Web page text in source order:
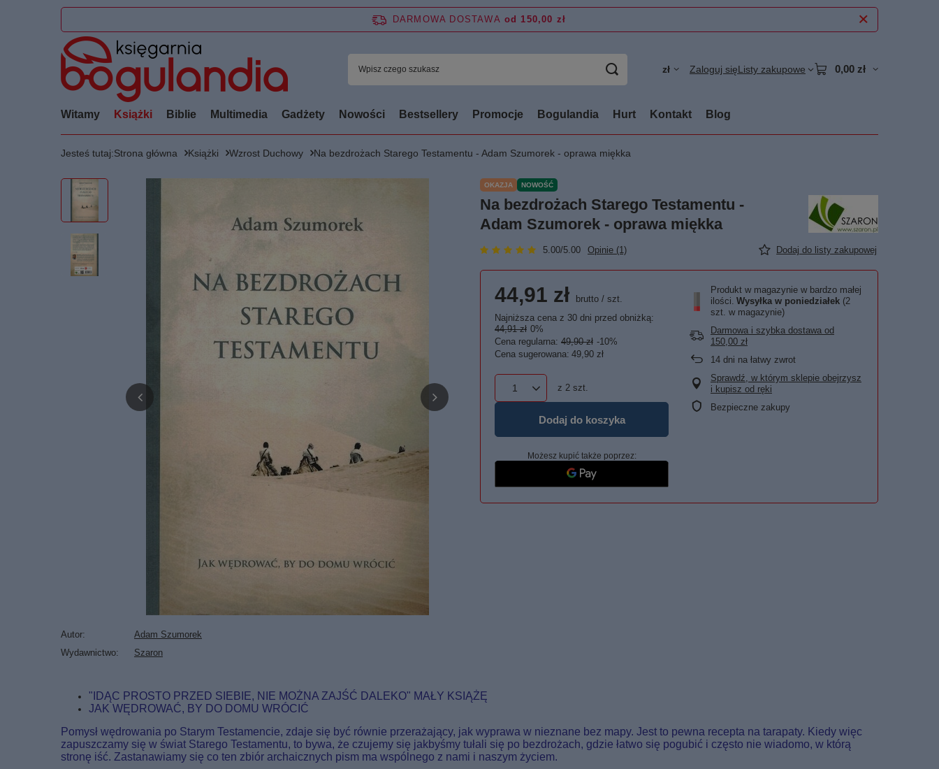
DARMOWA DOSTAWA od 150,00 zł
zł Zaloguj sięListy zakupowe 0,00 zł
Witamy Książki Biblie Multimedia Gadżety Nowości Bestsellery Promocje Bogulandia Hurt Kontakt Blog
Jesteś tutaj:Strona główna Książki Wzrost Duchowy Na bezdrożach Starego Testamentu - Adam Szumorek - oprawa miękka
OKAZJA NOWOŚĆ
Na bezdrożach Starego Testamentu -
Adam Szumorek - oprawa miękka
5.00/5.00 Opinie (1) Dodaj do listy zakupowej
44,91 zł brutto / szt.
Najniższa cena z 30 dni przed obniżką:
44,91 zł 0%
Cena regularna: 49,90 zł -10%
Cena sugerowana: 49,90 zł
z 2 szt.
Dodaj do koszyka
Możesz kupić także poprzez:
Produkt w magazynie w bardzo małej
ilości Wysyłka w poniedziałek (2
szt. w magazynie)
Darmowa i szybka dostawa od
150,00 zł
14 dni na łatwy zwrot
Sprawdź, w którym sklepie obejrzysz
i kupisz od ręki
Bezpieczne zakupy
Autor
Adam Szumorek
Wydawnictwo
Szaron
"IDĄC PROSTO PRZED SIEBIE, NIE MOŻNA ZAJŚĆ DALEKO" MAŁY KSIĄŻĘ
JAK WĘDROWAĆ, BY DO DOMU WRÓCIĆ
Pomysł wędrowania po Starym Testamencie, zdaje się być równie przerażający, jak wyprawa w nieznane bez mapy. Jest to pewna recepta na tarapaty. Kiedy więc
zapuszczamy się w świat Starego Testamentu, to bywa, że czujemy się jakbyśmy tułali się po bezdrożach, gdzie łatwo się pogubić i często nie wiadomo, w którą
stronę iść. Zastanawiamy się co ten zbiór archaicznych pism ma wspólnego z nami i naszym życiem.